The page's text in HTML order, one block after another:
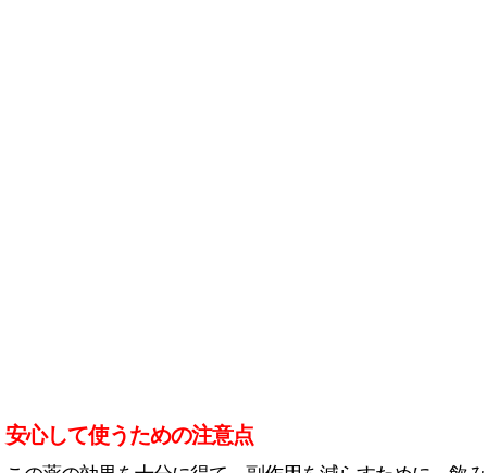
安心して使うための注意点